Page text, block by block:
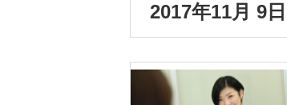
2017年11月 9日